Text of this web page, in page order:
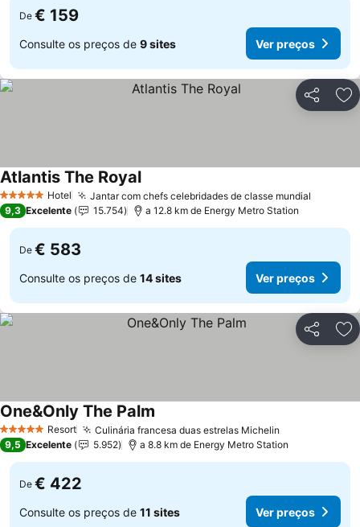
De € 159
Consulte os preços de 9 sites Ver preços
Partilhar
5 Estrelas Hotel Jantar com chefs celebridades de classe mundial
Atlantis The Royal
9,3 Excelente 15.754 a 12.8 km de Energy Metro Station
De € 583
Consulte os preços de 14 sites Ver preços
Partilhar
5 Estrelas Resort Culinária francesa duas estrelas Michelin
One&Only The Palm
9,5 Excelente 5.952 a 8.8 km de Energy Metro Station
De € 422
Consulte os preços de 11 sites Ver preços